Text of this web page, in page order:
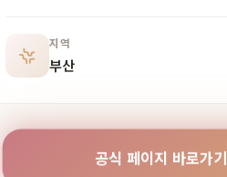
지역
부산
공식 페이지 바로가기